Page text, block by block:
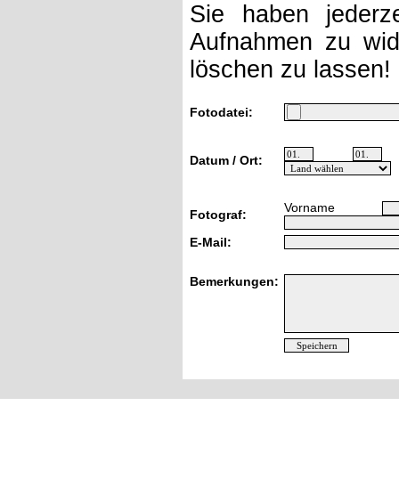
Sie haben
Aufnahmen zu
löschen zu
Fotodatei:
Datum / Ort:
Fotograf: Vorname
E-Mail:
Bemerkungen: